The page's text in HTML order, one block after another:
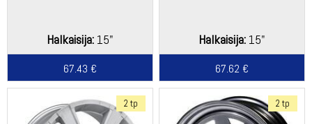
Halkaisija:15"
67.43 €
Halkaisija: 15"
67.62 €
2 tp 2 tp